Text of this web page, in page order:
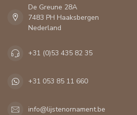
De Greune 28A
7483 PH Haaksbergen
Nederland
+31 (0)53 435 82 35
+31 053 85 11 660
info@lijstenornament.be